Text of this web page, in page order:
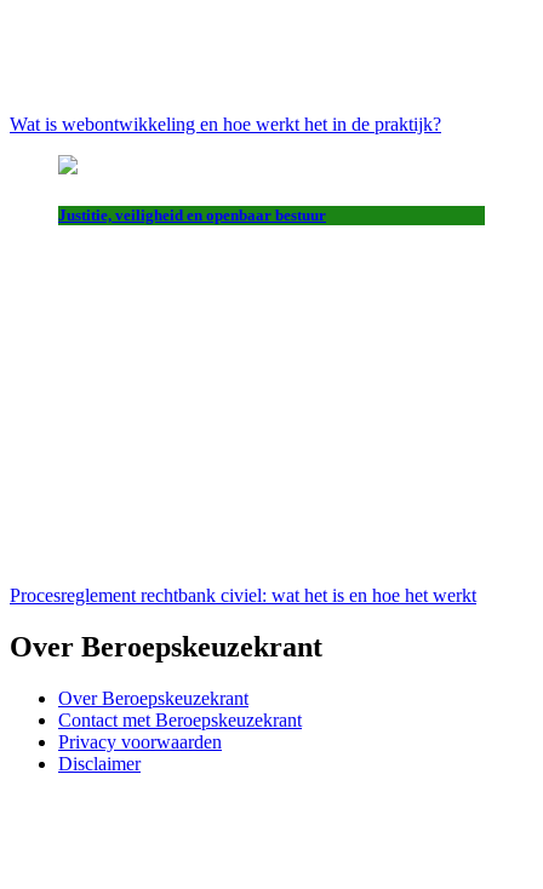
Wat is webontwikkeling en hoe werkt het in de praktijk?
Justitie, veiligheid en openbaar bestuur
Procesreglement rechtbank civiel: wat het is en hoe het werkt
Over Beroepskeuzekrant
Over Beroepskeuzekrant
Contact met Beroepskeuzekrant
Privacy voorwaarden
Disclaimer